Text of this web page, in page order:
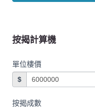
按揭計算機
單位樓價
$
按揭成數